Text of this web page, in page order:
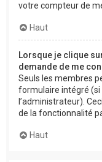
votre compteur de
Haut
Lorsque je clique
demande de me
Seuls les membres
formulaire intégré
l’administrateur).
de la fonctionnalité
Haut